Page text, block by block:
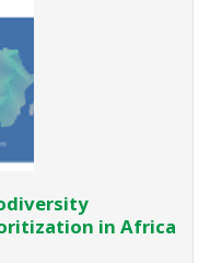
in Africa